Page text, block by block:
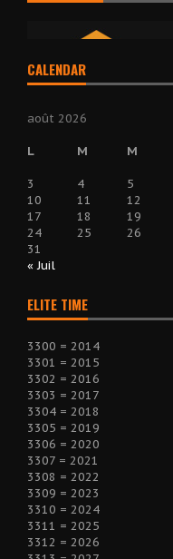
CALENDAR
août 2026
L M M
3
4 5
10
11 12
17
18 19
24
25 26
31
« Juil
ELITE TIME
3300 = 2014
3301 = 2015
3302 = 2016
3303 = 2017
3304 = 2018
3305 = 2019
3306 = 2020
3307 = 2021
3308 = 2022
3309 = 2023
3310 = 2024
3311 = 2025
3312 = 2026